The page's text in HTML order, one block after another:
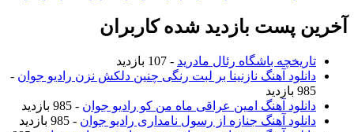
آخرین پست بازدید شده کاربران
تاریخچه باشگاه رئال مادرید - 107 بازدید
دانلود آهنگ نازنینا بر لبت رنگی چنین دلکش نزن رادیو جوان -
985 بازدید
دانلود آهنگ امین عراقی ماه من کو رادیو جوان - 985 بازدید
دانلود آهنگ جنازه از رسول نامداری رادیو جوان - 985 بازدید